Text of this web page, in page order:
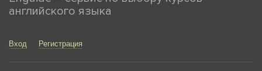
английского языка
Вход Регистрация